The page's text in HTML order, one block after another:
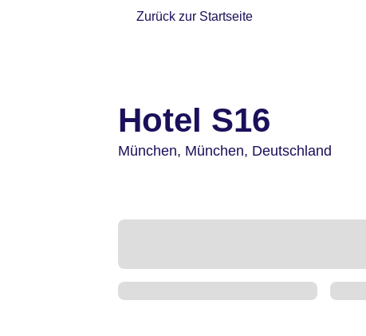
Zurück zur Startseite
Hotel S16
München, München, Deutschland